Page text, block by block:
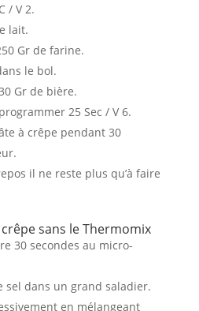
/ V 2.
lait.
Gr de farine.
le bol.
Gr de bière.
25 Sec / V 6.
à crêpe pendant 30
il ne reste plus qu’à faire
sans le Thermomix
30 secondes au micro-
sel dans un grand saladier.
en mélangeant